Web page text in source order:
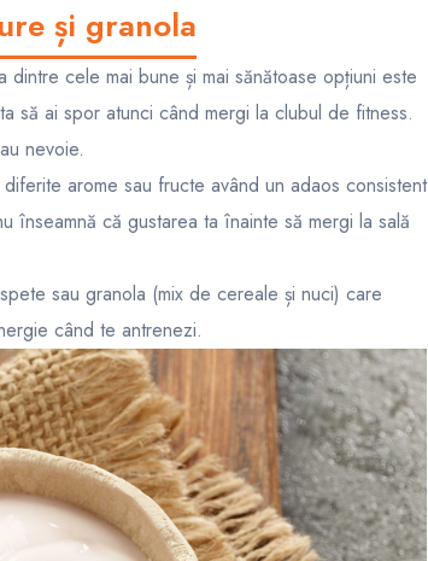
și granola
dintre cele mai bune și mai sănătoase opțiuni este
să ai spor atunci când mergi la clubul de fitness.
nevoie.
arome sau fructe având un adaos consistent
înseamnă că gustarea ta înainte să mergi la sală
sau granola (mix de cereale și nuci) care
când te antrenezi.